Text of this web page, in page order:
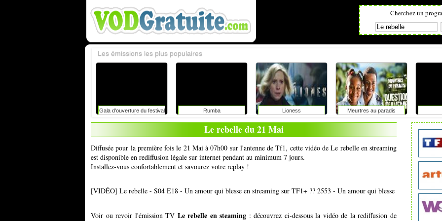
Cherchez un
Gala d'ouverture du festival
du rire de liège avec
caroline vigneaux: faut-il
Rumba Lioness Meurtres au paradis
Les émissions les plus populaires
Le rebelle du 21 Mai
Diffusée pour la première fois le 21 Mai à 07h00 sur l'antenne de Tf1, cette vidéo de Le rebelle en streaming
est disponible en rediffusion légale sur internet pendant au minimum 7 jours.
Installez-vous confortablement et savourez votre replay !
[VIDÉO] Le rebelle - S04 E18 - Un amour qui blesse en streaming sur TF1+ ?? 2553 - Un amour qui blesse
Voir ou revoir l'émission TV Le rebelle en steaming : découvrez ci-dessous la vidéo de la rediffusion de